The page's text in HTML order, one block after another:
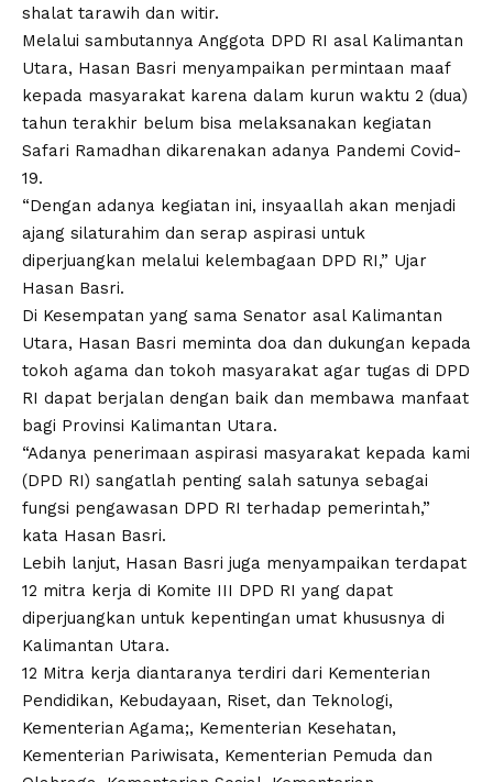
shalat tarawih dan witir.
Melalui sambutannya Anggota DPD RI asal Kalimantan
Utara, Hasan Basri menyampaikan permintaan maaf
kepada masyarakat karena dalam kurun waktu 2 (dua)
tahun terakhir belum bisa melaksanakan kegiatan
Safari Ramadhan dikarenakan adanya Pandemi Covid-
19.
“Dengan adanya kegiatan ini, insyaallah akan menjadi
ajang silaturahim dan serap aspirasi untuk
diperjuangkan melalui kelembagaan DPD RI,” Ujar
Hasan Basri.
Di Kesempatan yang sama Senator asal Kalimantan
Utara, Hasan Basri meminta doa dan dukungan kepada
tokoh agama dan tokoh masyarakat agar tugas di DPD
RI dapat berjalan dengan baik dan membawa manfaat
bagi Provinsi Kalimantan Utara.
“Adanya penerimaan aspirasi masyarakat kepada kami
(DPD RI) sangatlah penting salah satunya sebagai
fungsi pengawasan DPD RI terhadap pemerintah,”
kata Hasan Basri.
Lebih lanjut, Hasan Basri juga menyampaikan terdapat
12 mitra kerja di Komite III DPD RI yang dapat
diperjuangkan untuk kepentingan umat khususnya di
Kalimantan Utara.
12 Mitra kerja diantaranya terdiri dari Kementerian
Pendidikan, Kebudayaan, Riset, dan Teknologi,
Kementerian Agama;, Kementerian Kesehatan,
Kementerian Pariwisata, Kementerian Pemuda dan